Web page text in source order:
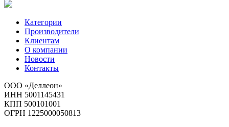
Категории
Производители
Клиентам
О компании
Новости
Контакты
ООО «Деллеон»
ИНН 5001145431
КПП 500101001
ОГРН 1225000050813